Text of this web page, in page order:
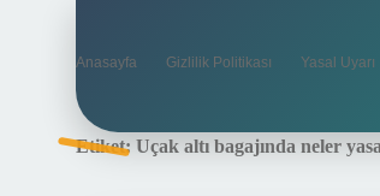
Anasayfa Gizlilik Politikası Yasal Uyarı
Etiket: Uçak altı bagajında neler